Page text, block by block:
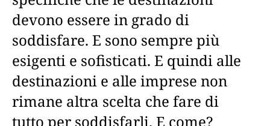
devono essere in grado di
soddisfare. E sono sempre più
esigenti e sofisticati. E quindi alle
destinazioni e alle imprese non
rimane altra scelta che fare di
tutto per soddisfarli. E come?